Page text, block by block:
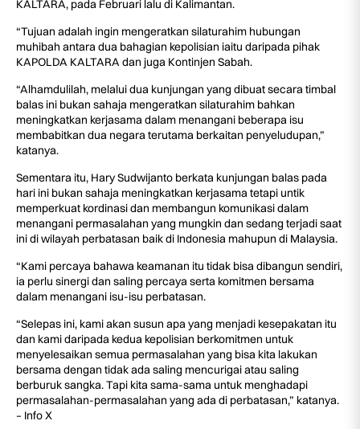
KALTARA, pada Februari lalu di Kalimantan.
“Tujuan adalah ingin mengeratkan silaturahim hubungan
muhibah antara dua bahagian kepolisian iaitu daripada pihak
KAPOLDA KALTARA dan juga Kontinjen Sabah.
“Alhamdulilah, melalui dua kunjungan yang dibuat secara timbal
balas ini bukan sahaja mengeratkan silaturahim bahkan
meningkatkan kerjasama dalam menangani beberapa isu
membabitkan dua negara terutama berkaitan penyeludupan,”
katanya.
Sementara itu, Hary Sudwijanto berkata kunjungan balas pada
hari ini bukan sahaja meningkatkan kerjasama tetapi untik
memperkuat kordinasi dan membangun komunikasi dalam
menangani permasalahan yang mungkin dan sedang terjadi saat
ini di wilayah perbatasan baik di Indonesia mahupun di Malaysia.
“Kami percaya bahawa keamanan itu tidak bisa dibangun sendiri,
ia perlu sinergi dan saling percaya serta komitmen bersama
dalam menangani isu-isu perbatasan.
“Selepas ini, kami akan susun apa yang menjadi kesepakatan itu
dan kami daripada kedua kepolisian berkomitmen untuk
menyelesaikan semua permasalahan yang bisa kita lakukan
bersama dengan tidak ada saling mencurigai atau saling
berburuk sangka. Tapi kita sama-sama untuk menghadapi
permasalahan-permasalahan yang ada di perbatasan,” katanya.
– Info X